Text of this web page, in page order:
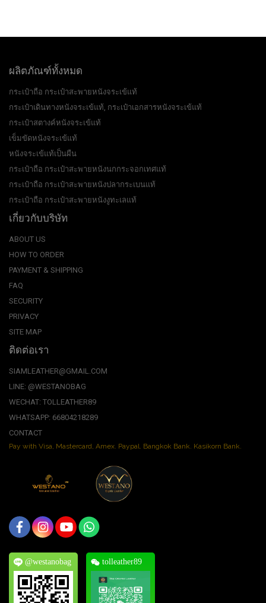
ผลิตภัณฑ์ทั้งหมด
กระเป๋าถือ กระเป๋าสะพายหนังจระเข้แท้
กระเป๋าเดินทางหนังจระเข้แท้, กระเป๋าเอกสารหนังจระเข้แท้
กระเป๋าสตางค์หนังจระเข้แท้
เข็มขัดหนังจระเข้แท้
หนังจระเข้แท้เป็นผืน
กระเป๋าถือ กระเป๋าสะพายหนังนกกระจอกเทศแท้
กระเป๋าถือ กระเป๋าสะพายหนังปลากระเบนแท้
กระเป๋าถือ กระเป๋าสะพายหนังงูทะเลแท้
เกี่ยวกับบริษัท
ABOUT US
HOW TO ORDER
PAYMENT & SHIPPING
FAQ
SECURITY
PRIVACY
SITE MAP
ติดต่อเรา
SIAMLEATHER@GMAIL.COM
LINE: @WESTANOBAG
WECHAT: TOLLEATHER89
WHATSAPP: 66804218289
CONTACT
Pay with Visa, Mastercard, Amex. Paypal. Bangkok Bank. Kasikorn Bank.
@westanobag tolleather89